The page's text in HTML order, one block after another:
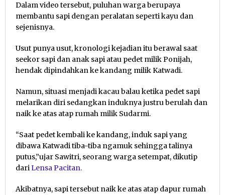
Dalam video tersebut, puluhan warga berupaya
membantu sapi dengan peralatan seperti kayu dan
sejenisnya.
Usut punya usut, kronologi kejadian itu berawal saat
seekor sapi dan anak sapi atau pedet milik Ponijah,
hendak dipindahkan ke kandang milik Katwadi.
Namun, situasi menjadi kacau balau ketika pedet sapi
melarikan diri sedangkan induknya justru berulah dan
naik ke atas atap rumah milik Sudarmi.
“Saat pedet kembali ke kandang, induk sapi yang
dibawa Katwadi tiba-tiba ngamuk sehingga talinya
putus,”ujar Sawitri, seorang warga setempat, dikutip
dariLensa Pacitan.
Akibatnya, sapi tersebut naik ke atas atap dapur rumah